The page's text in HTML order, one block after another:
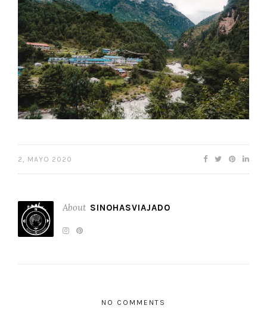
2, MAYO 2020
About SINOHASVIAJADO
NO COMMENTS